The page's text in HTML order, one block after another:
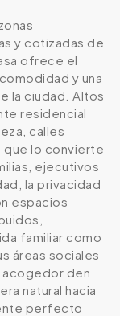
y cotizadas de
ofrece el
y una
la ciudad. Altos
residencial
calles
que lo convierte
ejecutivos
la privacidad
espacios
familiar como
áreas sociales
acogedor den
natural hacia
perfecto